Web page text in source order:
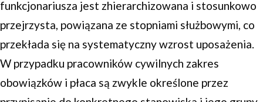
funkcjonariusza jest zhierarchizowana i stosunkowo
przejrzysta, powiązana ze stopniami służbowymi, co
przekłada się na systematyczny wzrost uposażenia.
W przypadku pracowników cywilnych zakres
obowiązków i płaca są zwykle określone przez